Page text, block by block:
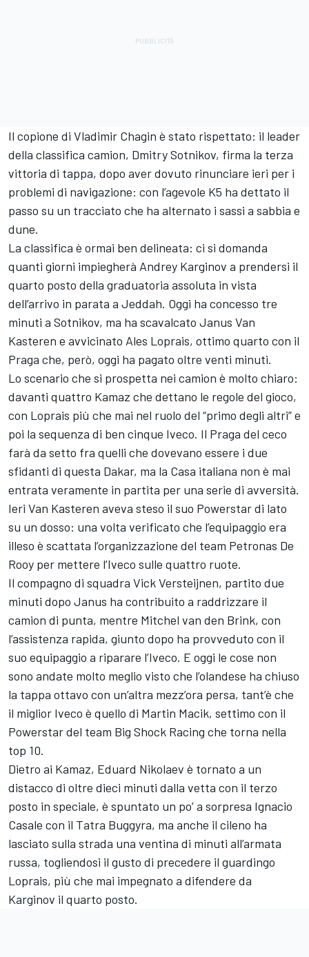
Il copione di Vladimir Chagin è stato rispettato: il leader
della classifica camion, Dmitry Sotnikov, firma la terza
vittoria di tappa, dopo aver dovuto rinunciare ieri per i
problemi di navigazione: con l’agevole K5 ha dettato il
passo su un tracciato che ha alternato i sassi a sabbia e
dune.
La classifica è ormai ben delineata: ci si domanda
quanti giorni impiegherà Andrey Karginov a prendersi il
quarto posto della graduatoria assoluta in vista
dell’arrivo in parata a Jeddah. Oggi ha concesso tre
minuti a Sotnikov, ma ha scavalcato Janus Van
Kasteren e avvicinato Ales Loprais, ottimo quarto con il
Praga che, però, oggi ha pagato oltre venti minuti.
Lo scenario che si prospetta nei camion è molto chiaro:
davanti quattro Kamaz che dettano le regole del gioco,
con Loprais più che mai nel ruolo del “primo degli altri” e
poi la sequenza di ben cinque Iveco. Il Praga del ceco
farà da setto fra quelli che dovevano essere i due
sfidanti di questa Dakar, ma la Casa italiana non è mai
entrata veramente in partita per una serie di avversità.
Ieri Van Kasteren aveva steso il suo Powerstar di lato
su un dosso: una volta verificato che l’equipaggio era
illeso è scattata l’organizzazione del team Petronas De
Rooy per mettere l’Iveco sulle quattro ruote.
Il compagno di squadra Vick Versteijnen, partito due
minuti dopo Janus ha contribuito a raddrizzare il
camion di punta, mentre Mitchel van den Brink, con
l’assistenza rapida, giunto dopo ha provveduto con il
suo equipaggio a riparare l’Iveco. E oggi le cose non
sono andate molto meglio visto che l’olandese ha chiuso
la tappa ottavo con un’altra mezz’ora persa, tant’è che
il miglior Iveco è quello di Martin Macik, settimo con il
Powerstar del team Big Shock Racing che torna nella
top 10.
Dietro ai Kamaz, Eduard Nikolaev è tornato a un
distacco di oltre dieci minuti dalla vetta con il terzo
posto in speciale, è spuntato un po’ a sorpresa Ignacio
Casale con il Tatra Buggyra, ma anche il cileno ha
lasciato sulla strada una ventina di minuti all’armata
russa, togliendosi il gusto di precedere il guardingo
Loprais, più che mai impegnato a difendere da
Karginov il quarto posto.